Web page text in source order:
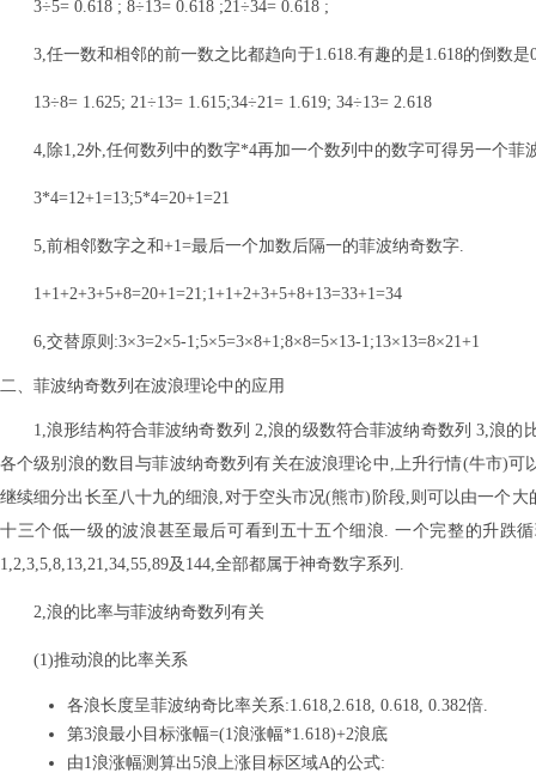
3÷5= 0.618 ; 8÷13= 0.618 ;21÷34= 0.618 ;
3,任一数和相邻的前一数之比都趋向于1.618.有趣的是1.618的倒数
13÷8= 1.625; 21÷13= 1.615;34÷21= 1.619; 34÷13= 2.618
4,除1,2外,任何数列中的数字*4再加一个数列中的数字可得另一个菲
3*4=12+1=13;5*4=20+1=21
5,前相邻数字之和+1=最后一个加数后隔一的菲波纳奇数字.
1+1+2+3+5+8=20+1=21;1+1+2+3+5+8+13=33+1=34
6,交替原则:3×3=2×5-1;5×5=3×8+1;8×8=5×13-1;13×13=8×21+1
二、菲波纳奇数列在波浪理论中的应用
1,浪形结构符合菲波纳奇数列 2,浪的级数符合菲波纳奇数列 3,浪
各个级别浪的数目与菲波纳奇数列有关在波浪理论中,上升行情(牛市)
继续细分出长至八十九的细浪,对于空头市况(熊市)阶段,则可以由一个
十三个低一级的波浪甚至最后可看到五十五个细浪. 一个完整的升跌
1,2,3,5,8,13,21,34,55,89及144,全部都属于神奇数字系列.
2,浪的比率与菲波纳奇数列有关
(1)推动浪的比率关系
各浪长度呈菲波纳奇比率关系:1.618,2.618, 0.618, 0.382倍.
第3浪最小目标涨幅=(1浪涨幅*1.618)+2浪底
由1浪涨幅测算出5浪上涨目标区域A的公式: